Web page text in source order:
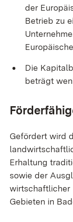
der
Betrieb zu
Die
beträgt
Gefördert wird
Erhaltung
sowie der
wirtschaftlicher
Gebieten in